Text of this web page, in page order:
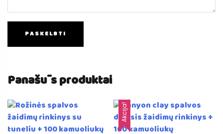
Panašūs produktai
Akcija!